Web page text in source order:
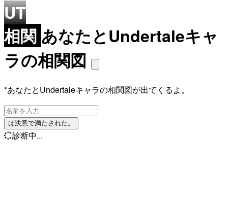
UT
相関 あなたとUndertaleキャ
ラの相関図
*あなたとUndertaleキャラの相関図が出てくるよ。
は決意で満たされた。
診断中...